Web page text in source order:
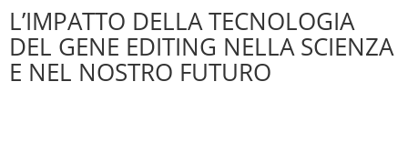
L’IMPATTO DELLA TECNOLOGIA
DEL GENE EDITING NELLA SCIENZA
E NEL NOSTRO FUTURO